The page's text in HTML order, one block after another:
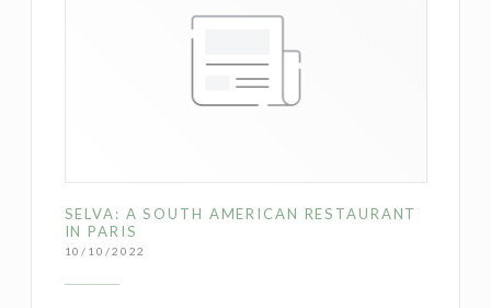
SELVA: A SOUTH AMERICAN RESTAURANT
IN PARIS
10/10/2022